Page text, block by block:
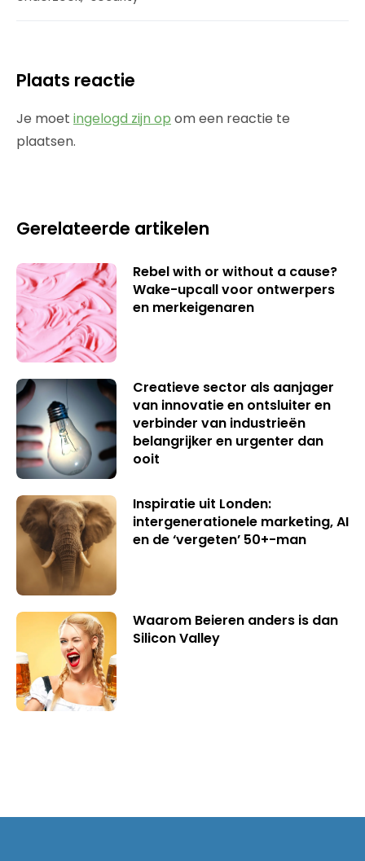
Plaats reactie
Je moet ingelogd zijn op om een reactie te
plaatsen.
Gerelateerde artikelen
Rebel with or without a cause?
Wake-upcall voor ontwerpers
en merkeigenaren
Creatieve sector als aanjager
van innovatie en ontsluiter en
verbinder van industrieën
belangrijker en urgenter dan
ooit
Inspiratie uit Londen:
intergenerationele marketing, AI
en de ‘vergeten’ 50+-man
Waarom Beieren anders is dan
Silicon Valley